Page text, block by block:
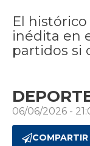
El
inédita en
partidos si
06/06/2026 -
COMPARTIR